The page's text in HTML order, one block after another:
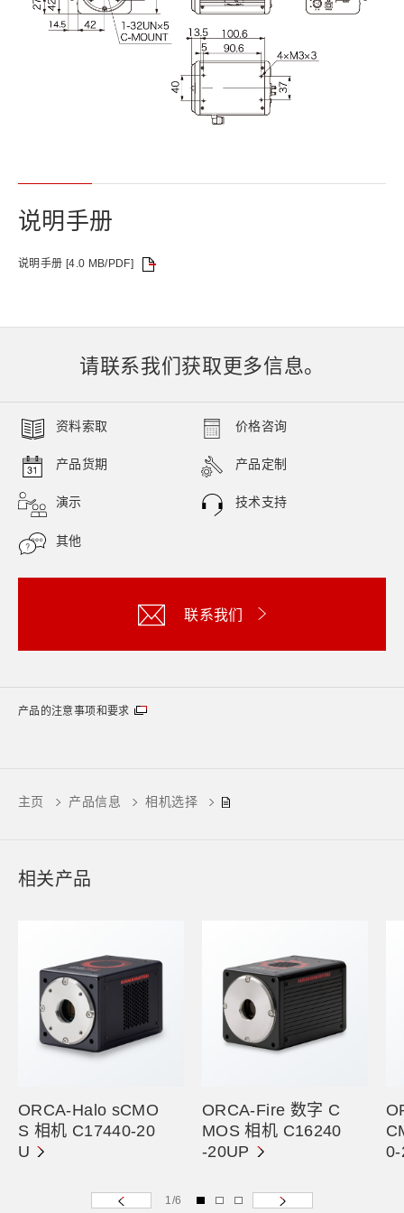
说明手册
说明手册 [4.0 MB/PDF]
请联系我们获取更多信息。
资料索取 价格咨询
产品货期 产品定制
演示 技术支持
其他
联系我们
产品的注意事项和要求
主页 产品信息 相机选择
相关产品
ORCA-Halo sCMO
S 相机 C17440-20
U
ORCA-Fire 数字 C
MOS 相机 C16240
-20UP
0-
1/6